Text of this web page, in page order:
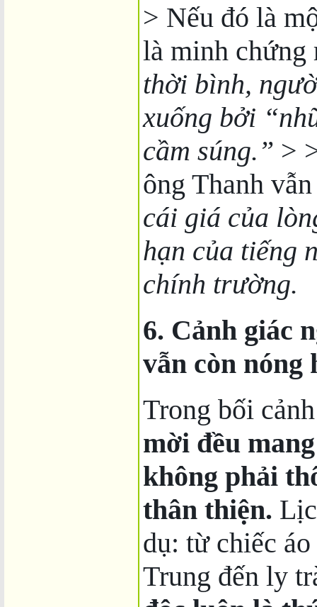
> Nếu đó là
là minh
thời bình,
xuống bởi
cầm súng.” >
ông Thanh
cái giá của
hạn của tiếng
chính trường.
6. Cảnh giác
vẫn còn nóng
Trong bối
mời đều
không phải
thân thiện.
dụ: từ chiếc
Trung đến ly